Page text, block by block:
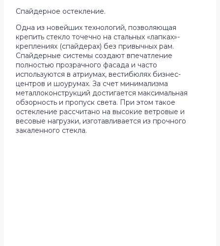
Спайдерное остекление.
Одна из новейших технологий, позволяющая
крепить стекло точечно на стальных «лапках»-
креплениях (спайдерах) без привычных рам.
Спайдерные системы создают впечатление
полностью прозрачного фасада и часто
используются в атриумах, вестибюлях бизнес-
центров и шоурумах. За счет минимализма
металлоконструкций достигается максимальная
обзорность и пропуск света. При этом такое
остекление рассчитано на высокие ветровые и
весовые нагрузки, изготавливается из прочного
закаленного стекла.